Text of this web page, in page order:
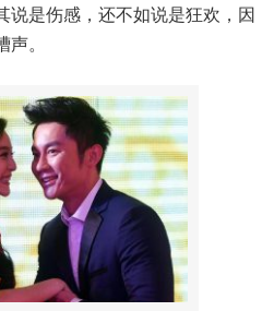
说是伤感，还不如说是狂欢，因
。